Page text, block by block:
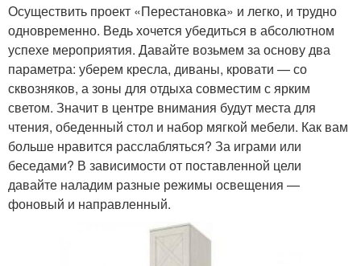
Осуществить проект «Перестановка» и легко, и трудно
одновременно. Ведь хочется убедиться в абсолютном
успехе мероприятия. Давайте возьмем за основу два
параметра: уберем кресла, диваны, кровати — со
сквозняков, а зоны для отдыха совместим с ярким
светом. Значит в центре внимания будут места для
чтения, обеденный стол и набор мягкой мебели. Как вам
больше нравится расслабляться? За играми или
беседами? В зависимости от поставленной цели
давайте наладим разные режимы освещения —
фоновый и направленный.